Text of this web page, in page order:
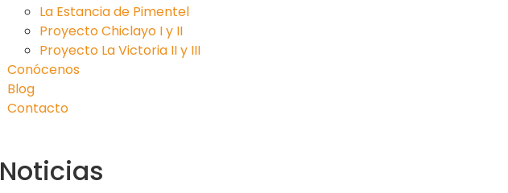
La Estancia de Pimentel
Proyecto Chiclayo I y II
Proyecto La Victoria II y III
Conócenos
Blog
Contacto
Noticias